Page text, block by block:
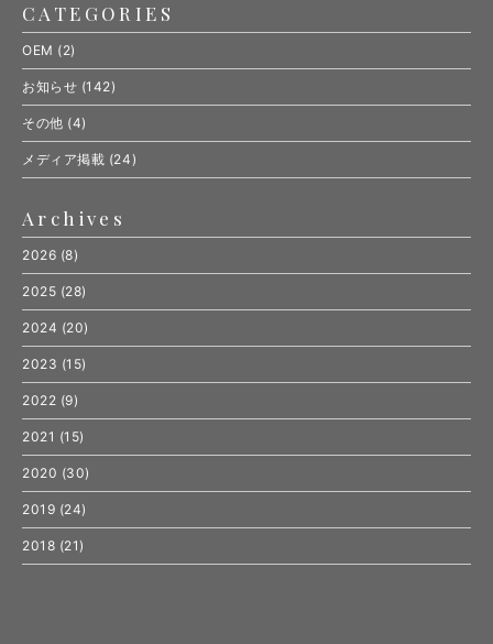
CATEGORIES
OEM (2)
お知らせ (142)
その他 (4)
メディア掲載 (24)
Archives
2026 (8)
2025 (28)
2024 (20)
2023 (15)
2022 (9)
2021 (15)
2020 (30)
2019 (24)
2018 (21)